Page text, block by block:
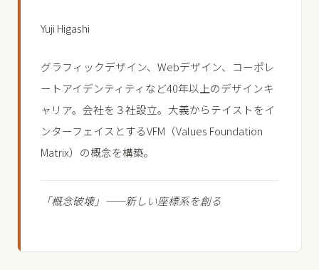
Yuji Higashi
グラフィックデザイン、Webデザイン、コーポレ
ートアイデンティティなど40年以上のデザインキ
ャリア。会社を３社設立。大義からテイストをイ
ンターフェイスとするVFM（Values Foundation
Matrix）の概念を構築。
「概念破壊」——新しい座標系を創る